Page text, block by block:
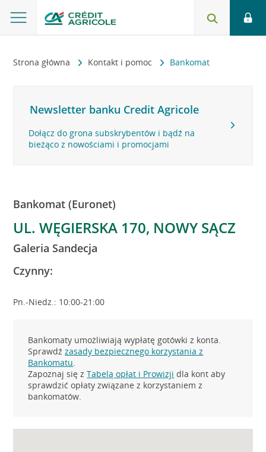
Strona główna Kontakt i pomoc Bankomat
Newsletter banku Credit Agricole
Dołącz do grona subskrybentów i bądź na
bieżąco z nowościami i promocjami
Bankomat (Euronet)
UL. WĘGIERSKA 170, NOWY SĄCZ
Galeria Sandecja
Czynny:
Pn.-Niedz.: 10:00-21:00
Bankomaty umożliwiają wypłatę gotówki z konta.
Sprawdźzasady bezpiecznego korzystania z
Bankomatu.
Zapoznaj się zTabelą opłat i Prowizji dla kont aby
sprawdzić opłaty związane z korzystaniem z
bankomatów.